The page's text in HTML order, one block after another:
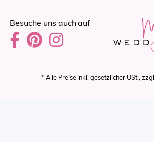
Besuche uns auch auf
* Alle Preise inkl. gesetzlicher USt., zzgl.